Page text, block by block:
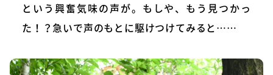
という興奮気味の声が。もしや、もう見つかっ
た！？急いで声のもとに駆けつけてみると……